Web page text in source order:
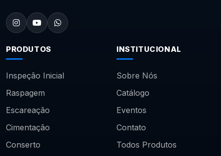
PRODUTOS
Inspeção Inicial
Raspagem
Escareação
Cimentação
Conserto
INSTITUCIONAL
Sobre Nós
Catálogo
Eventos
Contato
Todos Produtos